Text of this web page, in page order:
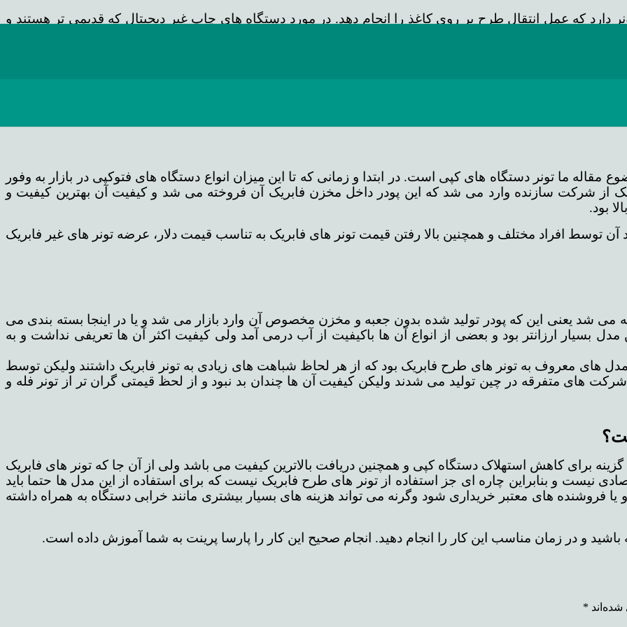
دارد که عمل انتقال طرح بر روی کاغذ را انجام دهد. در مورد دستگاه های چاپ غیر دیجیتال که قدیمی تر هستند و
می کنند که مزیت آن این است که چاپ نهایی ارزان تر تمام شده و مصرف برقی دستگاه چاپ کاهش پیدا می کند.
همین دلیل و همچنین لزوم قرار گرفتن رنگ بر روی درام دستگاه دیگر از جوهر استفاده نشد بلکه از پودر رنگی یا
می شود ولیکن کیفیت بسیار بالایی دارد و این موارد از معایب و محاسن تونر است.
ما تونر دستگاه های کپی است. در ابتدا و زمانی که تا این میزان انواع دستگاه های فتوکپی در بازار به وفور
از شرکت سازنده وارد می شد که این پودر داخل مخزن فابریک آن فروخته می شد و کیفیت آن بهترین کیفیت و
بود.
آن توسط افراد مختلف و همچنین بالا رفتن قیمت تونر های فابریک به تناسب قیمت دلار، عرضه تونر های غیر فابریک
می شد یعنی این که پودر تولید شده بدون جعبه و مخزن مخصوص آن وارد بازار می شد و یا در اینجا بسته بندی می
بسیار ارزانتر بود و بعضی از انواع آن ها باکیفیت از آب درمی آمد ولی کیفیت اکثر آن ها تعریفی نداشت و به
مدل های معروف به تونر های طرح فابریک بود که از هر لحاظ شباهت های زیادی به تونر فابریک داشتند ولیکن توسط
های متفرقه در چین تولید می شدند ولیکن کیفیت آن ها چندان بد نبود و از لحظ قیمتی گران تر از تونر فله و
گزینه برای کاهش استهلاک دستگاه کپی و همچنین دریافت بالاترین کیفیت می باشد ولی از آن جا که تونر های فابریک
نیست و بنابراین چاره ای جز استفاده از تونر های طرح فابریک نیست که برای استفاده از این مدل ها حتما باید
یا فروشنده های معتبر خریداری شود وگرنه می تواند هزینه های بسیار بیشتری مانند خرابی دستگاه به همراه داشته
باشید و در زمان مناسب این کار را انجام دهید. انجام صحیح این کار را پارسا پرینت به شما آموزش داده است.
*